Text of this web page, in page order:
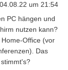
04.08.22 um 21:54
PC hängen und
nutzen kann?
Office (vor
Das